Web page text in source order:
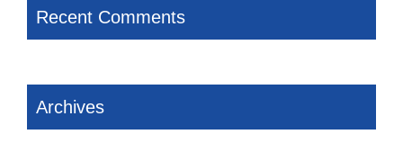
Recent Comments
Archives